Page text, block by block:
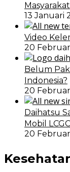
Masyarakat
13 Januari
Video
20
Belum
Indonesia?
20
Daihatsu
Mobil LCGC
20